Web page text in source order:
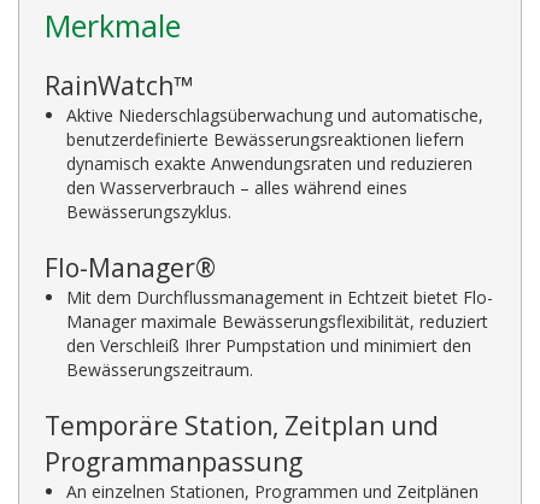
Merkmale
RainWatch™
Aktive Niederschlagsüberwachung und automatische,
benutzerdefinierte Bewässerungsreaktionen liefern
dynamisch exakte Anwendungsraten und reduzieren
den Wasserverbrauch – alles während eines
Bewässerungszyklus.
Flo-Manager®
Mit dem Durchflussmanagement in Echtzeit bietet Flo-
Manager maximale Bewässerungsflexibilität, reduziert
den Verschleiß Ihrer Pumpstation und minimiert den
Bewässerungszeitraum.
Temporäre Station, Zeitplan und
Programmanpassung
An einzelnen Stationen, Programmen und Zeitplänen